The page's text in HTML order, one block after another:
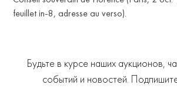
feuillet in-8, adresse au verso).
Будьте в курсе наших аукционов,
событий и новостей.